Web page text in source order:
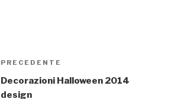
Navigazione
articoli
Articolo
precedente:
PRECEDENTE
Decorazioni Halloween 2014
design